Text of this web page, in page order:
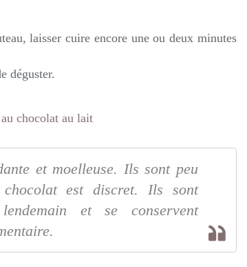
laisser cuire encore une ou deux minutes
déguster.
et moelleuse. Ils sont peu
est discret. Ils sont
et se conservent